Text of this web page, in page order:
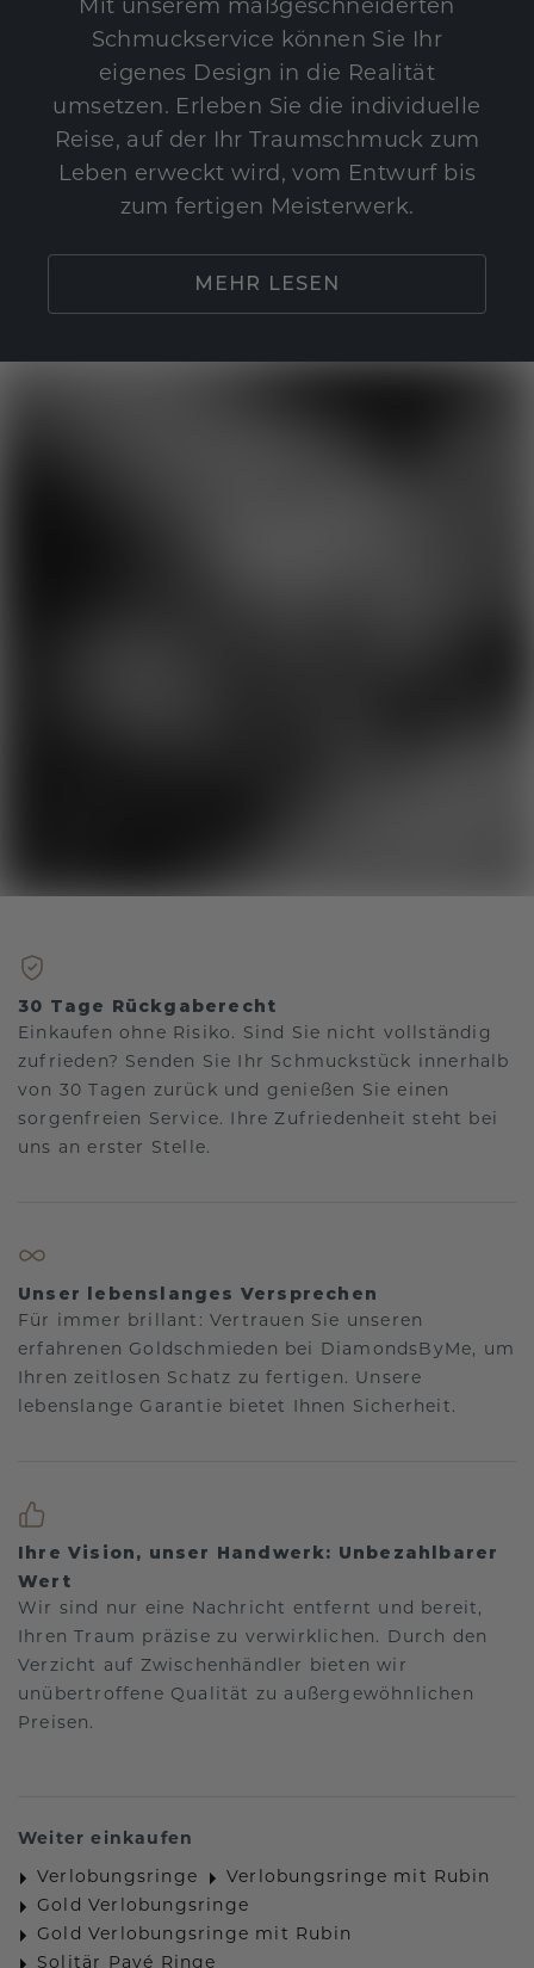
Mit unserem maßgeschneiderten
Schmuckservice können Sie Ihr
eigenes Design in die Realität
umsetzen. Erleben Sie die individuelle
Reise, auf der Ihr Traumschmuck zum
Leben erweckt wird, vom Entwurf bis
zum fertigen Meisterwerk.
MEHR LESEN
30 Tage Rückgaberecht
Einkaufen ohne Risiko. Sind Sie nicht vollständig
zufrieden? Senden Sie Ihr Schmuckstück innerhalb
von 30 Tagen zurück und genießen Sie einen
sorgenfreien Service. Ihre Zufriedenheit steht bei
uns an erster Stelle.
Unser lebenslanges Versprechen
Für immer brillant: Vertrauen Sie unseren
erfahrenen Goldschmieden bei DiamondsByMe, um
Ihren zeitlosen Schatz zu fertigen. Unsere
lebenslange Garantie bietet Ihnen Sicherheit.
Ihre Vision, unser Handwerk: Unbezahlbarer
Wert
Wir sind nur eine Nachricht entfernt und bereit,
Ihren Traum präzise zu verwirklichen. Durch den
Verzicht auf Zwischenhändler bieten wir
unübertroffene Qualität zu außergewöhnlichen
Preisen.
Weiter einkaufen
Verlobungsringe
Verlobungsringe mit Rubin
Gold Verlobungsringe
Gold Verlobungsringe mit Rubin
Solitär Pavé Ringe